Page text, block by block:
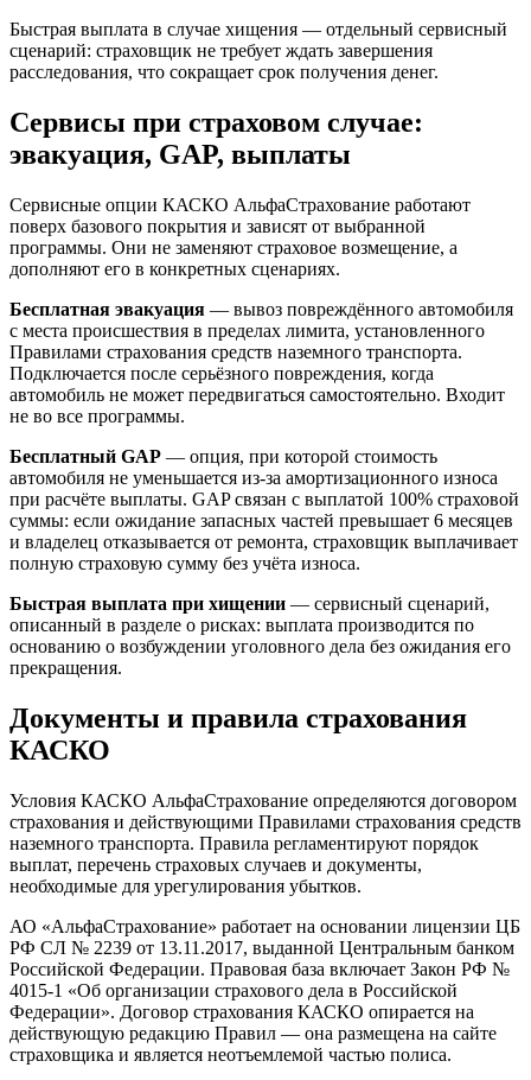
Быстрая выплата в случае хищения — отдельный сервисный
сценарий: страховщик не требует ждать завершения
расследования, что сокращает срок получения денег.
Сервисы при страховом случае:
эвакуация, GAP, выплаты
Сервисные опции КАСКО АльфаСтрахование работают
поверх базового покрытия и зависят от выбранной
программы. Они не заменяют страховое возмещение, а
дополняют его в конкретных сценариях.
Бесплатная эвакуация — вывоз повреждённого автомобиля
с места происшествия в пределах лимита, установленного
Правилами страхования средств наземного транспорта.
Подключается после серьёзного повреждения, когда
автомобиль не может передвигаться самостоятельно. Входит
не во все программы.
Бесплатный GAP — опция, при которой стоимость
автомобиля не уменьшается из-за амортизационного износа
при расчёте выплаты. GAP связан с выплатой 100% страховой
суммы: если ожидание запасных частей превышает 6 месяцев
и владелец отказывается от ремонта, страховщик выплачивает
полную страховую сумму без учёта износа.
Быстрая выплата при хищении — сервисный сценарий,
описанный в разделе о рисках: выплата производится по
основанию о возбуждении уголовного дела без ожидания его
прекращения.
Документы и правила страхования
КАСКО
Условия КАСКО АльфаСтрахование определяются договором
страхования и действующими Правилами страхования средств
наземного транспорта. Правила регламентируют порядок
выплат, перечень страховых случаев и документы,
необходимые для урегулирования убытков.
АО «АльфаСтрахование» работает на основании лицензии ЦБ
РФ СЛ № 2239 от 13.11.2017, выданной Центральным банком
Российской Федерации. Правовая база включает Закон РФ №
4015-1 «Об организации страхового дела в Российской
Федерации». Договор страхования КАСКО опирается на
действующую редакцию Правил — она размещена на сайте
страховщика и является неотъемлемой частью полиса.